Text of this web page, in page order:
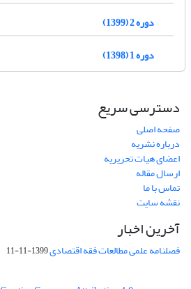
دوره 2 (1399)
دوره 1 (1398)
دسترسی سریع
صفحه اصلی
درباره نشریه
اعضای هیات تحریریه
ارسال مقاله
تماس با ما
نقشه سایت
آخرین اخبار
فصلنامه علمی مطالعات فقه اقتصادی1399-11-11